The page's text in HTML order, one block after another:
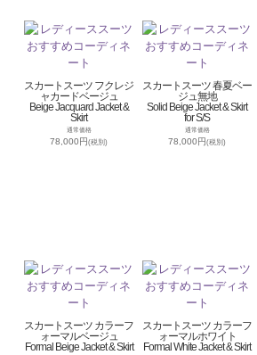
スカートスーツ フクレジ
ャカードベージュ
Beige Jacquard Jacket &
Skirt
通常価格
78,000円(税別)
スカートスーツ 春夏ベー
ジュ無地
Solid Beige Jacket & Skirt
for S/S
通常価格
78,000円(税別)
スカートスーツ カラーフ
ォーマルベージュ
Formal Beige Jacket & Skirt
スカートスーツ カラーフ
ォーマルホワイト
Formal White Jacket & Skirt